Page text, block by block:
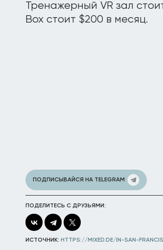
Тренажерный VR зал
Box стоит $200 в месяц.
ПОДПИСЫВАЙСЯ НА TELEGRAM
ПОДЕЛИТЕСЬ С ДРУЗЬЯМИ:
ИСТОЧНИК: HTTPS://MIXED.DE/IN-SAN-